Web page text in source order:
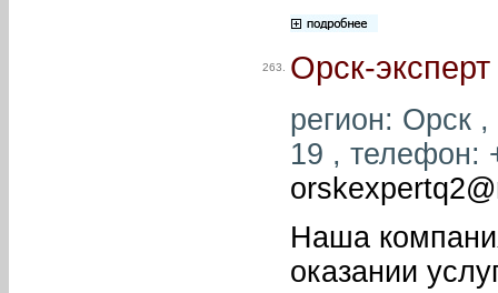
263. Орск-эксперт
регион: Орск
19 , телефон:
Наша
оказании